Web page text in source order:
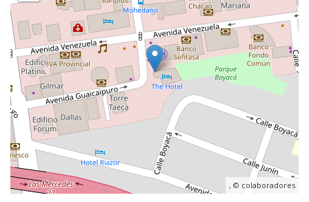
, © colaboradores